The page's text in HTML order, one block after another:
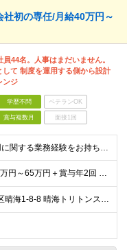
社初の専任/月給40万円～
員44名。人事はまだいません。
して 制度を運用する側から設計
ンジ
学歴不問 ベテランOK
賞与複数月 面接1回
■何らかの人事・採用に関する業務経験をお持ちの方（職種不問） ※人事専任のご経験がなくても構いません。 総務や経理と兼務などで採用や労務に携わっていたという方も歓迎します ■学歴不問 ＜こんな方
◆経験者の方 月給40万円～65万円＋賞与年2回 【給与イメージ】 人事経験5年程度：月給45万円～ ◆未経験の方 月給35万円～65万円＋賞与年2回 ※経験・スキルを考慮のうえ、優遇いたします
◆本社 └東京都中央区晴海1-8-8 晴海トリトンスクエアオフィスタワー W棟16F ＼＼オフィスタワー内には商業施設が多数併設／／ カフェやレストラン、コンビニやスーパー、 100円ショップなど様